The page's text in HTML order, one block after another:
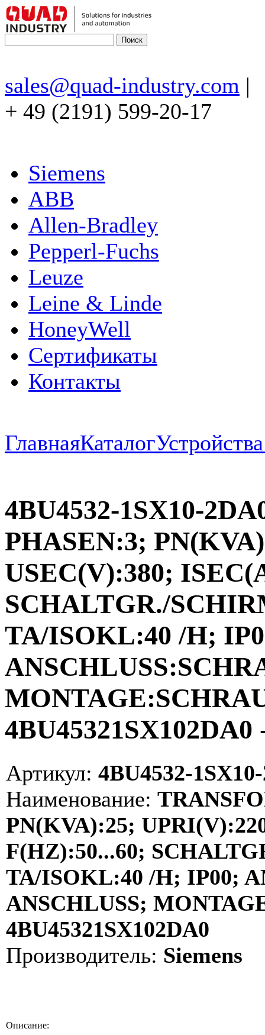
sales@quad-industry.com |
+ 49 (2191) 599-20-17
Siemens
ABB
Allen-Bradley
Pepperl-Fuchs
Leuze
Leine & Linde
HoneyWell
Сертификаты
Контакты
ГлавнаяКаталог
4BU4532-1SX10-
PHASEN:3;
USEC(V):380;
SCHALTGR./
TA/ISOKL:40 /H;
Артикул: 4BU4532-
Наименование:
PN(KVA):25;
F(HZ):50...60;
TA/ISOKL:40 /H; IP00;
ANSCHLUSS;
4BU45321SX102DA0
Производитель: Siemens
Описание: